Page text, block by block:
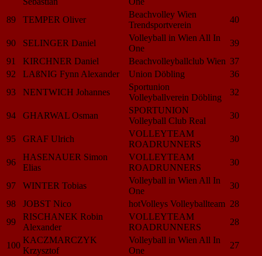
89 TEMPER Oliver
Beachvolley Wien
Trendsportverein
40
90 SELINGER Daniel
Volleyball in Wien All In
One
39
91
KIRCHNER Daniel Beachvolleyballclub Wien 37
92
LAßNIG Fynn Alexander Union Döbling
36
93
NENTWICH Johannes
Sportunion
Volleyballverein Döbling
32
94 GHARWAL Osman
SPORTUNION
Volleyball Club Real
30
95 GRAF Ulrich
VOLLEYTEAM
ROADRUNNERS
30
96
HASENAUER Simon
Elias
VOLLEYTEAM
ROADRUNNERS
30
97 WINTER Tobias
Volleyball in Wien All In
One
30
98
JOBST Nico hotVolleys Volleyballteam 28
99
RISCHANEK Robin
Alexander
VOLLEYTEAM
ROADRUNNERS
28
100
KACZMARCZYK
Krzysztof
Volleyball in Wien All In
One
27